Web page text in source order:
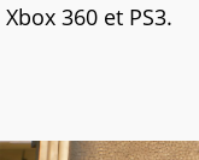
Xbox 360 et PS3.